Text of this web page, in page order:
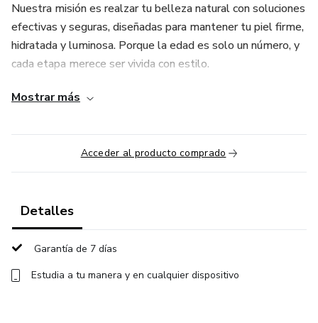
Nuestra misión es realzar tu belleza natural con soluciones
efectivas y seguras, diseñadas para mantener tu piel firme,
hidratada y luminosa. Porque la edad es solo un número, y
cada etapa merece ser vivida con estilo.
Mostrar más
Acceder al producto comprado
Detalles
Garantía de 7 días
Estudia a tu manera y en cualquier dispositivo